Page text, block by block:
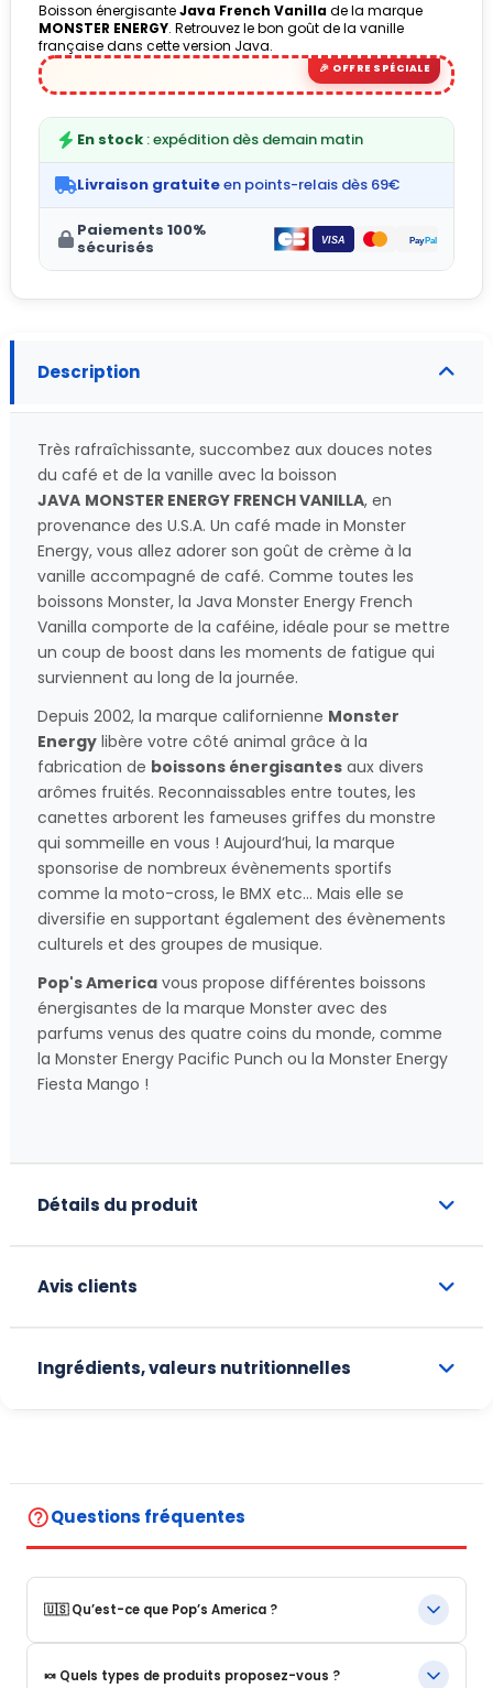
(15 avis)
Boisson énergisanteJava French Vanillade la marque
MONSTER ENERGY. Retrouvez le bon goût de la vanille
française dans cette version Java.
En stock : expédition dès demain matin
Livraison gratuiteen points-relais dès 69€
Paiements 100%
sécurisés
Description
Très rafraîchissante, succombez aux douces notes
du café et de la vanille avec la boisson
JAVA MONSTER ENERGY FRENCH VANILLA, en
provenance des U.S.A. Un café made in Monster
Energy, vous allez adorer son goût de crème à la
vanille accompagné de café. Comme toutes les
boissons Monster, la Java Monster Energy French
Vanilla comporte de la caféine, idéale pour se mettre
un coup de boost dans les moments de fatigue qui
surviennent au long de la journée.
Depuis 2002, la marque californienne Monster
Energy libère votre côté animal grâce à la
fabrication de boissons énergisantes aux divers
arômes fruités. Reconnaissables entre toutes, les
canettes arborent les fameuses griffes du monstre
qui sommeille en vous ! Aujourd’hui, la marque
sponsorise de nombreux évènements sportifs
comme la moto-cross, le BMX etc… Mais elle se
diversifie en supportant également des évènements
culturels et des groupes de musique.
Pop's America vous propose différentes boissons
énergisantes de la marque Monster avec des
parfums venus des quatre coins du monde, comme
la Monster Energy Pacific Punch ou la Monster Energy
Fiesta Mango !
Détails du produit
Avis clients
Ingrédients, valeurs nutritionnelles
help_outlineQuestions fréquentes
🇺🇸 Qu’est-ce que Pop’s America ?
Pop’s America est une boutique en ligne spécialisée dans les
🍬 Quels types de produits proposez-vous ?